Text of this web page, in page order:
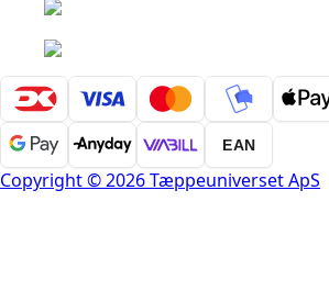
EAN
Copyright © 2026 Tæppeuniverset ApS